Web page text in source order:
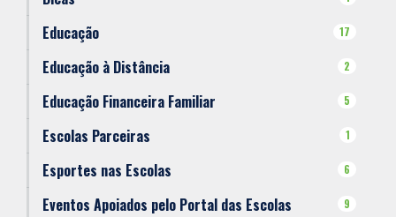
Educação 17
Educação à Distância 2
Educação Financeira Familiar 5
Escolas Parceiras 1
Esportes nas Escolas 6
Eventos Apoiados pelo Portal das Escolas 9